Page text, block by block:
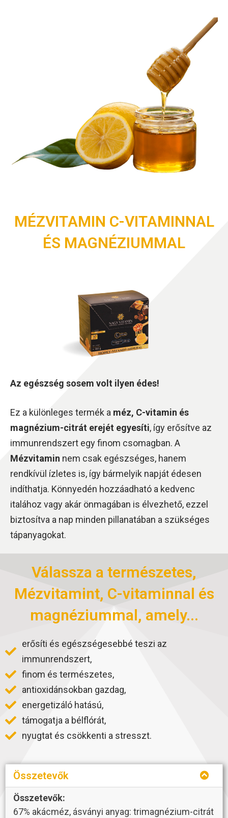
MÉZVITAMIN C-VITAMINNAL
ÉS MAGNÉZIUMMAL
Az egészség sosem volt ilyen édes!
Ez a különleges termék a méz, C-vitamin és
magnézium-citrát erejét egyesíti, így erősítve az
immunrendszert egy finom csomagban. A
Mézvitamin nem csak egészséges, hanem
rendkívül ízletes is, így bármelyik napját édesen
indíthatja. Könnyedén hozzáadható a kedvenc
italához vagy akár önmagában is élvezhető, ezzel
biztosítva a nap minden pillanatában a szükséges
tápanyagokat.
Válassza a természetes,
Mézvitamint, C-vitaminnal és
magnéziummal, amely...
erősíti és egészségesebbé teszi az
immunrendszert,
finom és természetes,
antioxidánsokban gazdag,
energetizáló hatású,
támogatja a bélflórát,
nyugtat és csökkenti a stresszt.
Összetevők
Összetevők:
67% akácméz, ásványi anyag: trimagnézium-citrát